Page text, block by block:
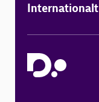
Internationalt